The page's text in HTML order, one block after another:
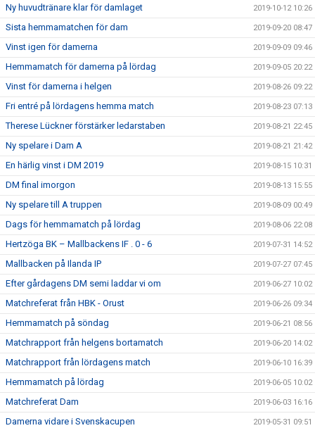
Ny huvudtränare klar för damlaget 2019-10-12 10:26
Sista hemmamatchen för dam 2019-09-20 08:47
Vinst igen för damerna 2019-09-09 09:46
Hemmamatch för damerna på lördag 2019-09-05 20:22
Vinst för damerna i helgen 2019-08-26 09:22
Fri entré på lördagens hemma match 2019-08-23 07:13
Therese Lückner förstärker ledarstaben 2019-08-21 22:45
Ny spelare i Dam A 2019-08-21 21:42
En härlig vinst i DM 2019 2019-08-15 10:31
DM final imorgon 2019-08-13 15:55
Ny spelare till A truppen 2019-08-09 00:49
Dags för hemmamatch på lördag 2019-08-06 22:08
Hertzöga BK – Mallbackens IF . 0 - 6 2019-07-31 14:52
Mallbacken på Ilanda IP 2019-07-27 07:45
Efter gårdagens DM semi laddar vi om 2019-06-27 10:02
Matchreferat från HBK - Orust 2019-06-26 09:34
Hemmamatch på söndag 2019-06-21 08:56
Matchrapport från helgens bortamatch 2019-06-20 14:02
Matchrapport från lördagens match 2019-06-10 16:39
Hemmamatch på lördag 2019-06-05 10:02
Matchreferat Dam 2019-06-03 16:16
Damerna vidare i Svenskacupen 2019-05-31 09:51